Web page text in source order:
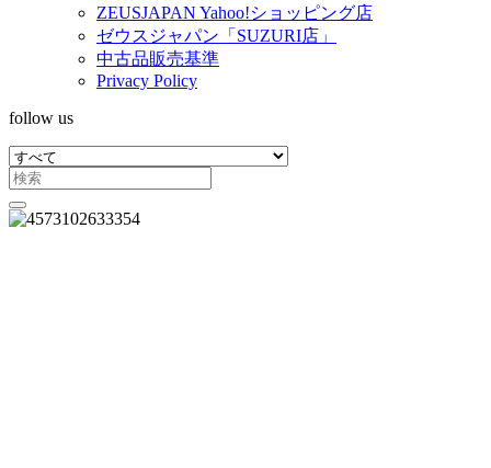
ZEUSJAPAN Yahoo!ショッピング店
ゼウスジャパン「SUZURI店」
中古品販売基準
Privacy Policy
follow us